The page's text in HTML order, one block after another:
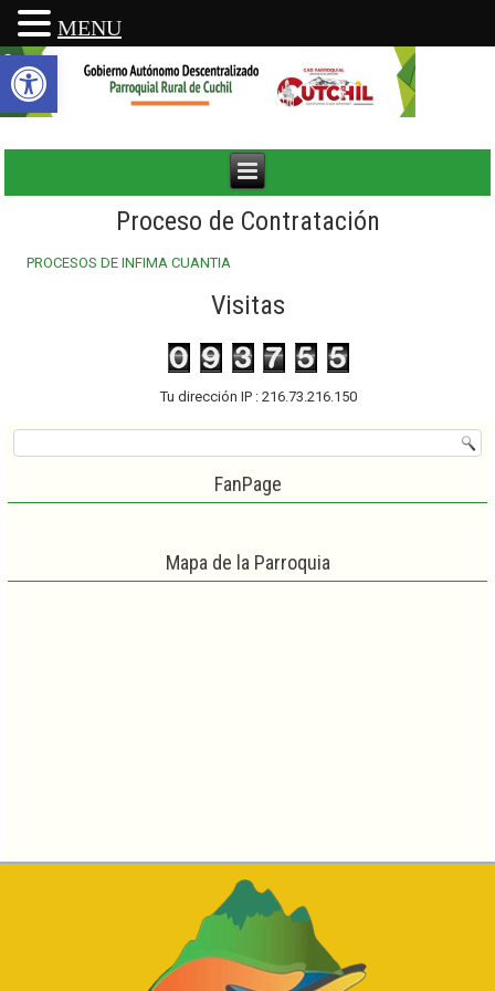
Abrir barra de herramientas
Proceso de Contratación
PROCESOS DE INFIMA CUANTIA
Visitas
Tu dirección IP : 216.73.216.150
FanPage
Mapa de la Parroquia
MENU